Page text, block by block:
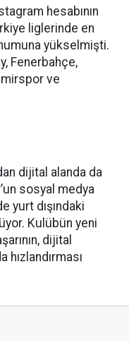
hesabının
liglerinde en
yükselmişti.
Fenerbahçe,
ve
dijital alanda da
sosyal medya
yurt dışındaki
Kulübün yeni
dijital